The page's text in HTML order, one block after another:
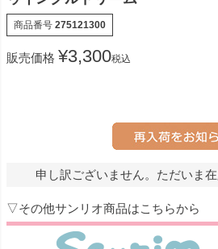
商品番号 275121300
販売価格 ¥3,300税込
申し訳ございません。ただいま在
▽その他サンリオ商品はこちらから